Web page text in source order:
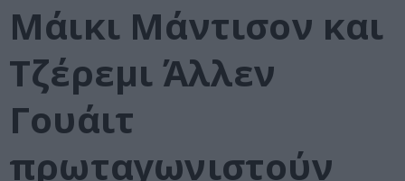
Μάικι Μάντισον και
Τζέρεμι Άλλεν
Γουάιτ
πρωταγωνιστούν